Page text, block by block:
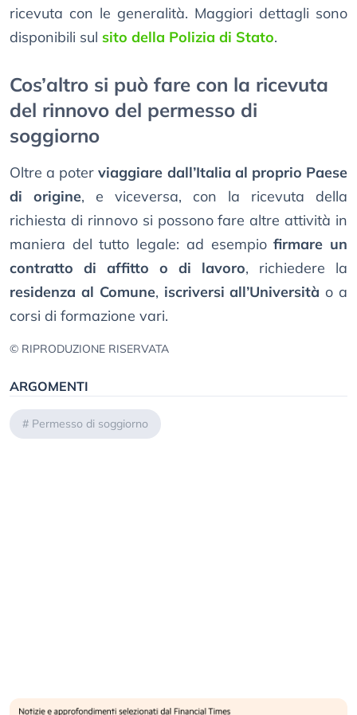
ricevuta con le generalità. Maggiori dettagli sono
disponibili sul sito della Polizia di Stato.
Cos’altro si può fare con la ricevuta
del rinnovo del permesso di
soggiorno
Oltre a poterviaggiare dall’Italia al proprio Paese
di origine, e viceversa, con la ricevuta della
richiesta di rinnovo si possono fare altre attività in
maniera del tutto legale: ad esempiofirmare un
contratto di affitto o di lavoro, richiedere la
residenza al Comune, iscriversi all’Università o a
corsi di formazione vari.
© RIPRODUZIONE RISERVATA
ARGOMENTI
# Permesso di soggiorno